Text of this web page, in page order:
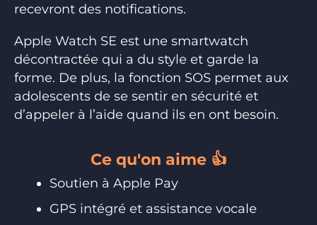
recevront des notifications.
Apple Watch SE est une smartwatch
décontractée qui a du style et garde la
forme. De plus, la fonction SOS permet aux
adolescents de se sentir en sécurité et
d’appeler à l’aide quand ils en ont besoin.
Ce qu'on aime 👍
Soutien à Apple Pay
GPS intégré et assistance vocale